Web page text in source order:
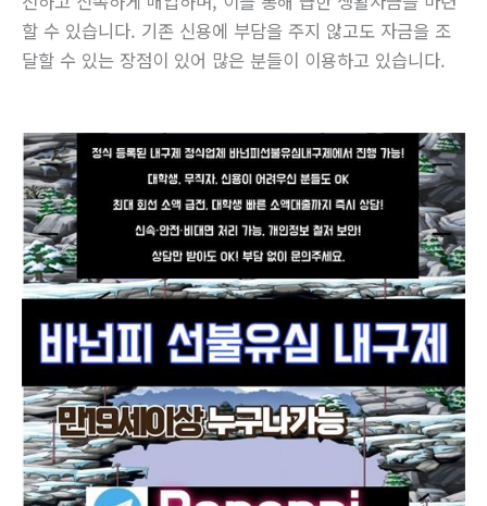
할 수 있습니다. 기존 신용에 부담을 주지 않고도 자금을 조
달할 수 있는 장점이 있어 많은 분들이 이용하고 있습니다.